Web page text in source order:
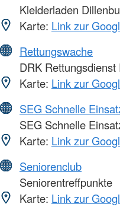
Kleiderladen
Karte: Link zur
Rettungswache
DRK Rettungsdienst
Karte: Link zur
SEG Schnelle
SEG Schnelle
Karte: Link zur
Seniorenclub
Seniorentreffpunkte
Karte: Link zur